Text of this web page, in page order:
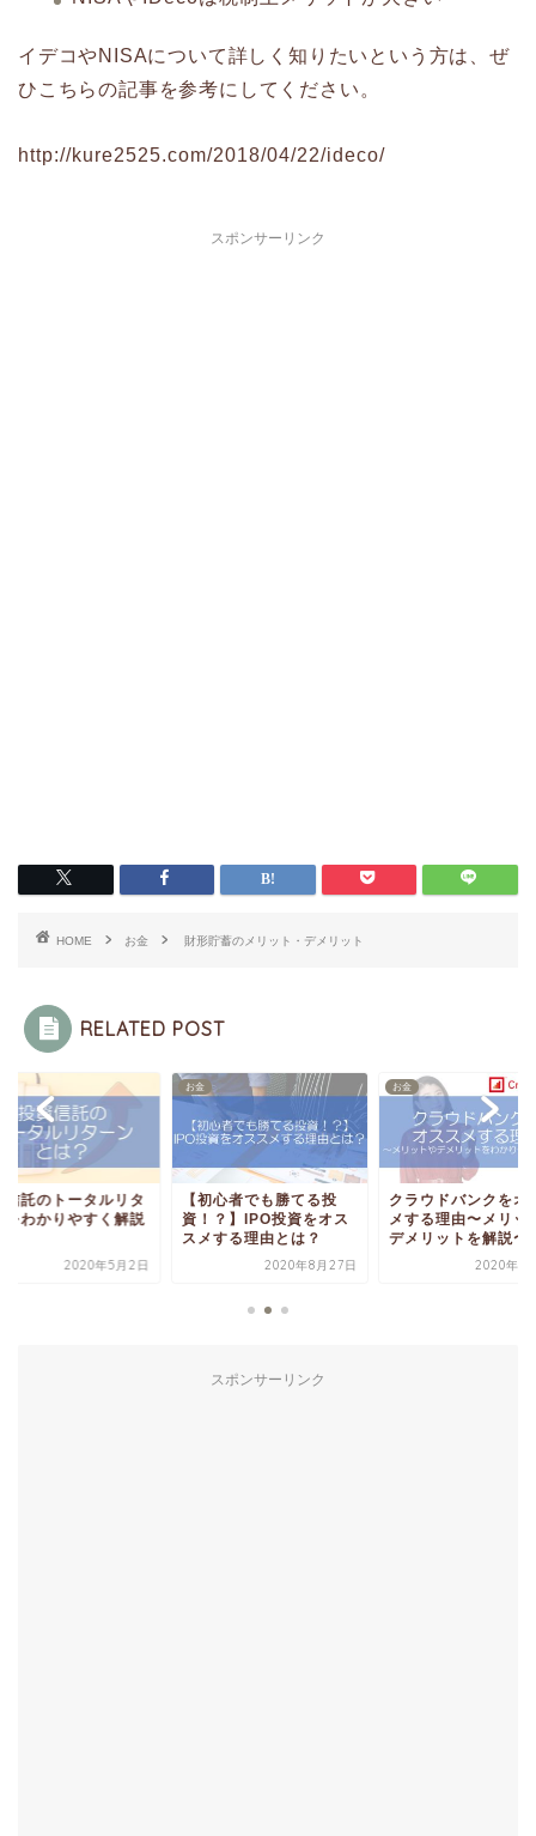
イデコやNISAについて詳しく知りたいという方は、ぜ
ひこちらの記事を参考にしてください。
http://kure2525.com/2018/04/22/ideco/
スポンサーリンク
HOME お金 財形貯蓄のメリット・デメリット
RELATED POST
心者でも勝てる投
？】IPO投資をオス
2020年8月27日
お金
クラウドバンクをオスス
メする理由〜メリットや
デメリットを解説〜
2020年5月11日
お金
投資信託のトータル
ーンをわかりやすく
2020年5
スポンサーリンク